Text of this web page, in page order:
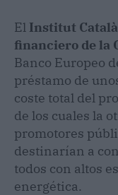
El Institut Català
financiero de la
Banco Europeo
préstamo de
coste total del
de los cuales la
promotores
destinarían a
todos con altos
energética.